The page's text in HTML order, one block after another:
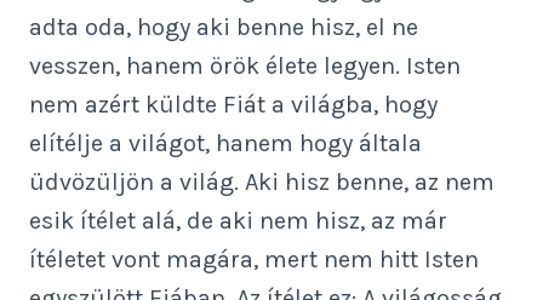
adta oda, hogy aki benne hisz, el ne
vesszen, hanem örök élete legyen. Isten
nem azért küldte Fiát a világba, hogy
elítélje a világot, hanem hogy általa
üdvözüljön a világ. Aki hisz benne, az nem
esik ítélet alá, de aki nem hisz, az már
ítéletet vont magára, mert nem hitt Isten